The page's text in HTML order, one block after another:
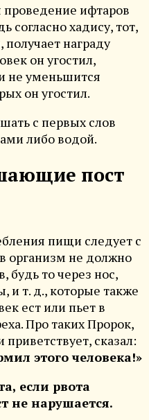
ифтаров
согласно хадису, тот,
награду
он угостил,
не уменьшится
он угостил.
с первых слов
либо водой.
пост
пищи следует с
организм не должно
будь то через нос,
и т. д., которые также
ест или пьет в
Про таких Пророк,
приветствует, сказал:
этого человека!»
если рвота
не нарушается.